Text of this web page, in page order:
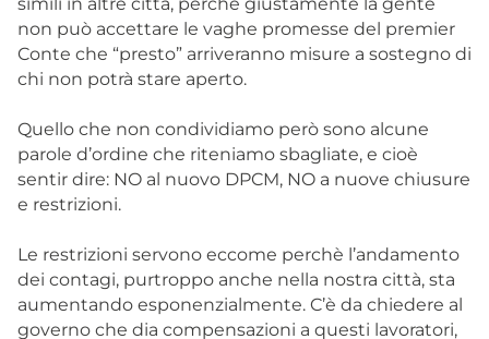
non può accettare le vaghe promesse del premier
Conte che “presto” arriveranno misure a sostegno di
chi non potrà stare aperto.
Quello che non condividiamo però sono alcune
parole d’ordine che riteniamo sbagliate, e cioè
sentir dire: NO al nuovo DPCM, NO a nuove chiusure
e restrizioni.
Le restrizioni servono eccome perchè l’andamento
dei contagi, purtroppo anche nella nostra città, sta
aumentando esponenzialmente. C’è da chiedere al
governo che dia compensazioni a questi lavoratori,